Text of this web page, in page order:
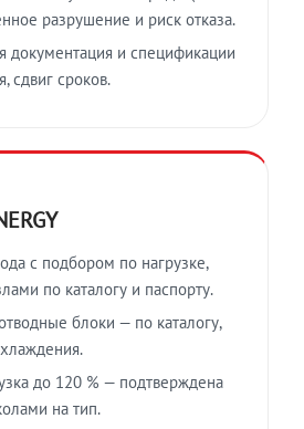
разрушение и риск отказа.
документация и спецификации
сдвиг сроков.
с подбором по нагрузке,
по каталогу и паспорту.
блоки — по каталогу,
до 120 % — подтверждена
на тип.